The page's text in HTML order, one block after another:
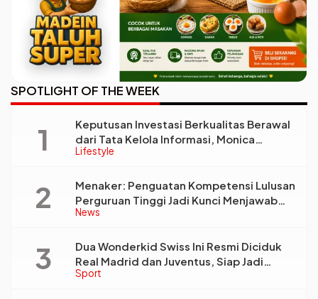
SPOTLIGHT OF THE WEEK
Lifestyle
Keputusan Investasi Berkualitas Berawal
dari Tata Kelola Informasi, Monica
Triyadi: Bukan Sekadar Analisis
News
Menaker: Penguatan Kompetensi Lulusan
Perguruan Tinggi Jadi Kunci Menjawab
Kebutuhan Dunia Kerja
Sport
Dua Wonderkid Swiss Ini Resmi Diciduk
Real Madrid dan Juventus, Siap Jadi
Bintang Baru Eropa